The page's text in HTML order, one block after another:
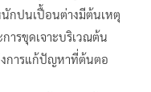
กปนเปื้อนต่างมีต้นเหตุ
ารขุดเจาะบริเวณต้น
การแก้ปัญหาที่ต้นตอ